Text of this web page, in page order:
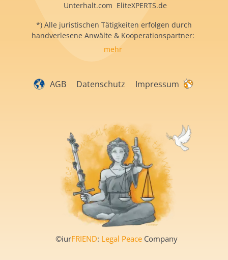
Unterhalt.com EliteXPERTS.de
*) Alle juristischen Tätigkeiten erfolgen durch
handverlesene Anwälte & Kooperationspartner:
mehr
AGB Datenschutz Impressum
©iurFRIEND: Legal Peace Company